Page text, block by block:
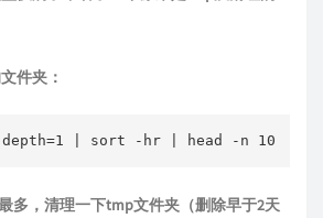
件夹：
多，清理一下tmp文件夹（删除早于2天